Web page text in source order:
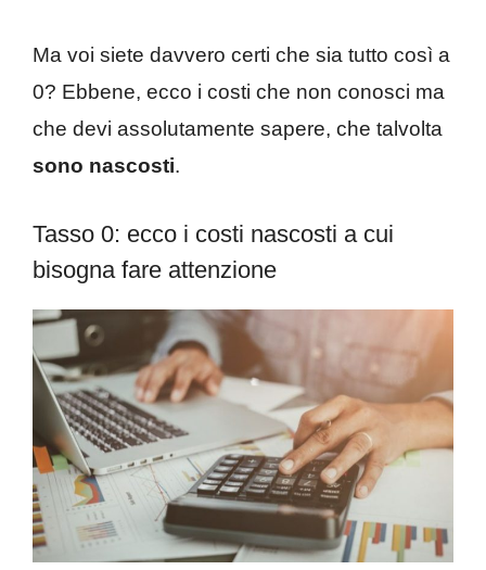
Ma voi siete davvero certi che sia tutto così a
0? Ebbene, ecco i costi che non conosci ma
che devi assolutamente sapere, che talvolta
sono nascosti.
Tasso 0: ecco i costi nascosti a cui
bisogna fare attenzione